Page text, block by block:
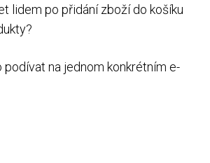
lidem po přidání zboží do košíku
podívat na jednom konkrétním e-